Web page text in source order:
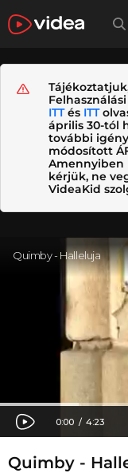
ITTés ITT
április 30-tól
további
módosított
Amennyiben
kérjük, ne
VideaKid
Quimby -